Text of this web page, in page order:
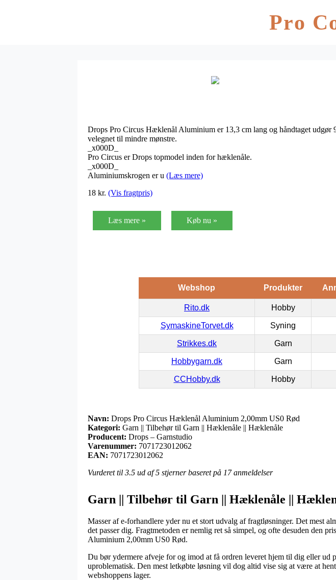
Pro
Drops Pro Circus Hæklenål Aluminium er 13,3 cm lang og håndtaget
velegnet til mindre mønstre.
_x000D_
Pro Circus er Drops topmodel inden for hæklenåle.
_x000D_
Aluminiumskrogen er u (Læs mere)
18 kr. (Vis fragtpris)
Læs mere » Køb nu »
Webshop Produkter
Rito.dk Hobby
SymaskineTorvet.dk Syning
Strikkes.dk Garn
Hobbygarn.dk Garn
CCHobby.dk Hobby
Navn: Drops Pro Circus Hæklenål Aluminium 2,00mm US0 Rød
Kategori: Garn || Tilbehør til Garn || Hæklenåle || Hæklenåle
Producent: Drops – Garnstudio
Varenummer: 7071723012062
EAN: 7071723012062
Vurderet til 3.5 ud af 5 stjerner baseret på 17anmeldelser
Garn || Tilbehør til Garn || Hæklenåle ||
Masser af e-forhandlere yder nu et stort udvalg af fragtløsninger. Det mest
det passer dig. Fragtmetoden er nemlig ret så simpel, og ofte desuden den
Aluminium 2,00mm US0 Rød.
Du bør ydermere afveje for og imod at få ordren leveret hjem til dig eller ud
uproblematisk. Den mest letkøbte løsning vil dog altid vise sig at være at
webshoppens lager.